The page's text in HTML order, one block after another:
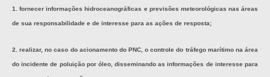
1. fornecer informações hidroceanográficas e previsões meteorológicas nas áreas
de sua responsabilidade e de interesse para as ações de resposta;
2. realizar, no caso do acionamento do PNC, o controle do tráfego marítimo na área
do incidente de poluição por óleo, disseminando as informações de interesse para